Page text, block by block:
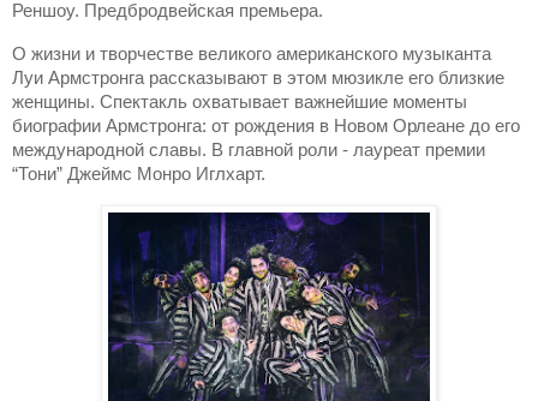
Реншоу. Предбродвейская премьера.
О жизни и творчестве великого американского музыканта
Луи Армстронга рассказывают в этом мюзикле его близкие
женщины. Спектакль охватывает важнейшие моменты
биографии Армстронга: от рождения в Новом Орлеане до его
международной славы. В главной роли - лауреат премии
“Тони” Джеймс Монро Иглхарт.